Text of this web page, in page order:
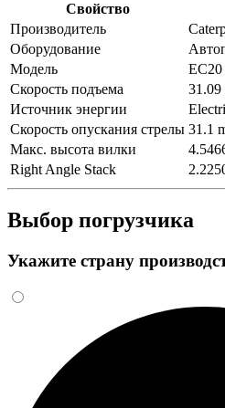
Свойство
Производитель
Оборудование
Модель
EC20
Скорость подъема
31.09
Источник энергии
Скорость опускания стрелы 31.1
Макс. высота вилки
Right Angle Stack
Выбор погрузчика
Укажите страну